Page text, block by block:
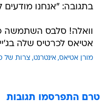
בתגובה: "אנחנו מודעים
וואלה! סלבס השתמשה
אטיאס לכרטיס שלה
מורן אטיאס אינטרנט צרות של
טרם התפרסמו תגובות